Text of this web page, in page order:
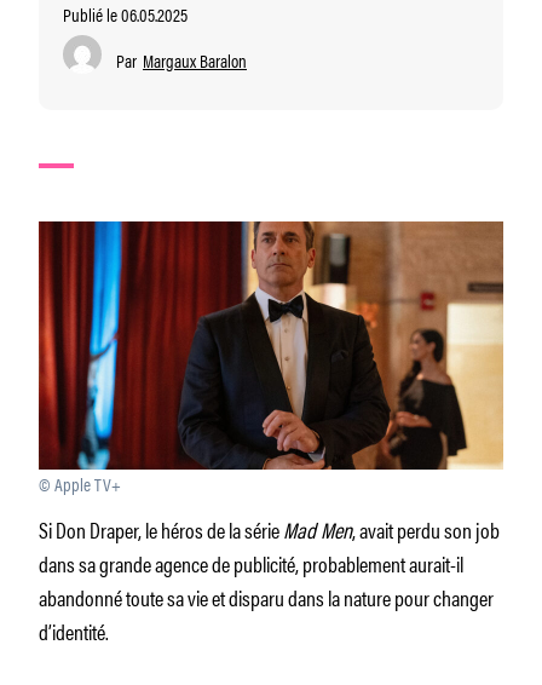
Publié le 06.05.2025
Par Margaux Baralon
© Apple TV+
Si Don Draper, le héros de la sérieMad Men, avait perdu son job
dans sa grande agence de publicité, probablement aurait-il
abandonné toute sa vie et disparu dans la nature pour changer
d’identité.